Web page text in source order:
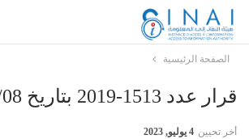
الصفحة الرئيسية
قرار عدد 1513-2019 بتاريخ 2020/04/08
أخر تحيين 4 يوليو, 2023